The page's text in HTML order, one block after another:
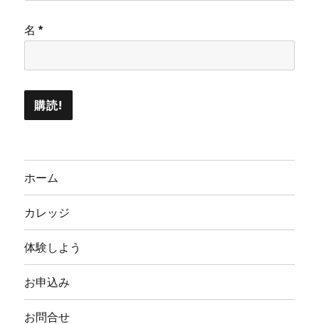
名*
ホーム
カレッジ
体験しよう
お申込み
お問合せ